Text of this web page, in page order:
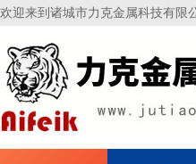
欢迎来到诸城市力克金属科技有限